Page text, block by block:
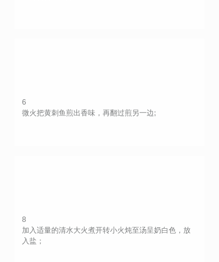
6
微火把黄刺鱼煎出香味，再翻过煎另一边;
8
加入适量的清水大火煮开转小火炖至汤呈奶白色，放
入盐；